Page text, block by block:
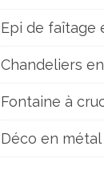
Epi de faîtage
Chandeliers
Fontaine à
Déco en